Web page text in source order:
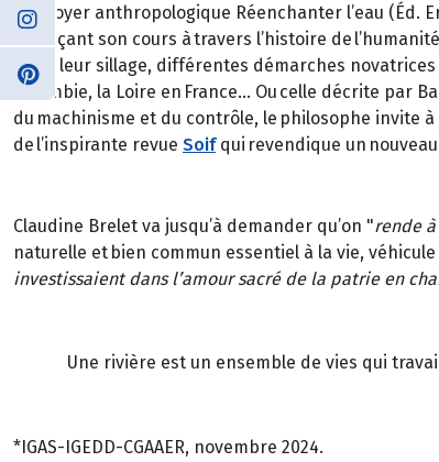
plaidoyer anthropologique Réenchanter l’eau (Éd.
Retraçant son cours à travers l’histoire de
Dans leur sillage, différentes démarches
Colombie, la Loire en France… Ou celle décrite par
du machinisme et du contrôle, le philosophe invite
de l’inspirante revue Soifqui revendique un
Claudine Brelet va jusqu’à demander qu’on "rende
naturelle et bien commun essentiel à la vie,
investissaient dans l’amour sacré de la patrie en
Une rivière est un ensemble de vies qui
*IGAS-IGEDD-CGAAER, novembre 2024.